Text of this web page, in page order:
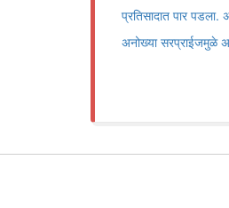
प्रतिसादात पार पडला.
अनोख्या सरप्राईजमुळे